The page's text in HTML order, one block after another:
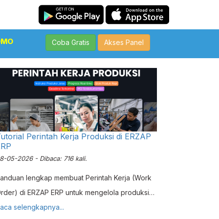
Coba Gratis Akses Panel
Perintah Kerja Produksi di ERZAP
05-2026 - Dibaca: 716 kali.
lengkap membuat Perintah Kerja (Work
di ERZAP ERP untuk mengelola produksi
sistematis dan terkontrol.
selengkapnya...